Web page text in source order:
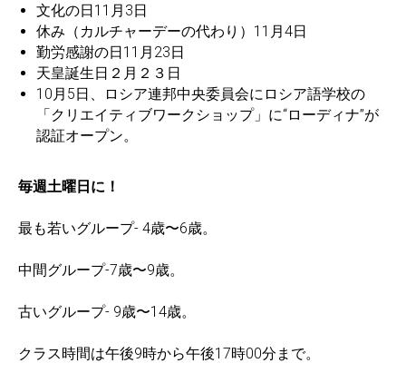
文化の日11月3日
休み（カルチャーデーの代わり）11月4日
勤労感謝の日11月23日
天皇誕生日２月２３日
10月5日、ロシア連邦中央委員会にロシア語学校の
「クリエイティブワークショップ」に“ローディナ”が
認証オープン。
毎週土曜日に！
最も若いグループ- 4歳〜6歳。
中間グループ-7歳〜9歳。
古いグループ- 9歳〜14歳。
クラス時間は午後9時から午後17時00分まで。